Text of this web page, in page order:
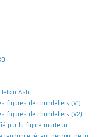
Ashi
figures de chandeliers (V1)
figures de chandeliers (V2)
par la figure marteau